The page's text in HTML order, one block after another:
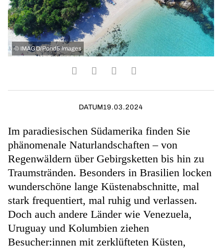
© IMAGO/Pond5 Images
DATUM19.03.2024
Im paradiesischen Südamerika finden Sie
phänomenale Naturlandschaften – von
Regenwäldern über Gebirgsketten bis hin zu
Traumstränden. Besonders in Brasilien locken
wunderschöne lange Küstenabschnitte, mal
stark frequentiert, mal ruhig und verlassen.
Doch auch andere Länder wie Venezuela,
Uruguay und Kolumbien ziehen
Besucher:innen mit zerklüfteten Küsten,